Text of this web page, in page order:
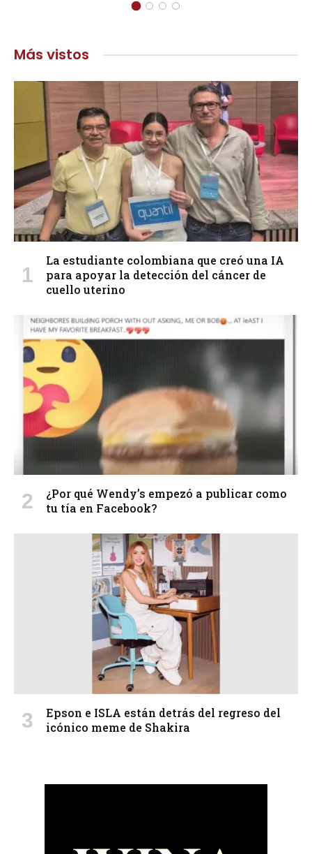
Más vistos
La estudiante colombiana que creó una IA
para apoyar la detección del cáncer de
cuello uterino
¿Por qué Wendy’s empezó a publicar como
tu tía en Facebook?
Epson e ISLA están detrás del regreso del
icónico meme de Shakira